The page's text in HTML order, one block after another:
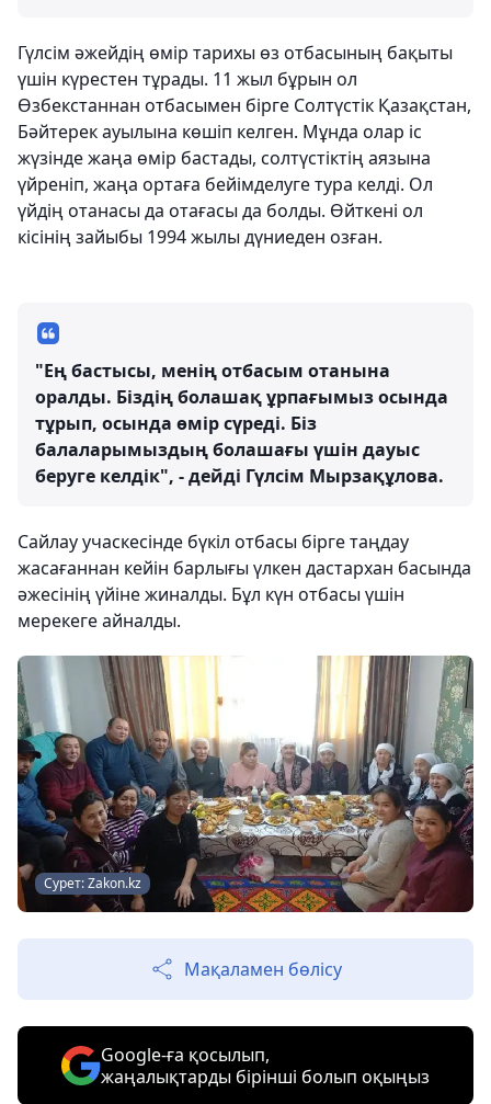
Гүлсім әжейдің өмір тарихы өз отбасының бақыты
үшін күрестен тұрады. 11 жыл бұрын ол
Өзбекстаннан отбасымен бірге Солтүстік Қазақстан,
Бәйтерек ауылына көшіп келген. Мұнда олар іс
жүзінде жаңа өмір бастады, солтүстіктің аязына
үйреніп, жаңа ортаға бейімделуге тура келді. Ол
үйдің отанасы да отағасы да болды. Өйткені ол
кісінің зайыбы 1994 жылы дүниеден озған.
"Ең бастысы, менің отбасым отанына
оралды. Біздің болашақ ұрпағымыз осында
тұрып, осында өмір сүреді. Біз
балаларымыздың болашағы үшін дауыс
беруге келдік", - дейді Гүлсім Мырзақұлова.
Сайлау учаскесінде бүкіл отбасы бірге таңдау
жасағаннан кейін барлығы үлкен дастархан басында
әжесінің үйіне жиналды. Бұл күн отбасы үшін
мерекеге айналды.
Сурет: Zakon.kz
Мақаламен бөлісу
Google-ға қосылып,
жаңалықтарды бірінші болып оқыңыз